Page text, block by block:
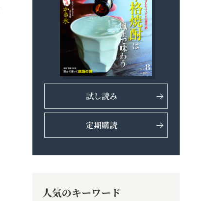
試し読み
定期購読
人気のキーワード